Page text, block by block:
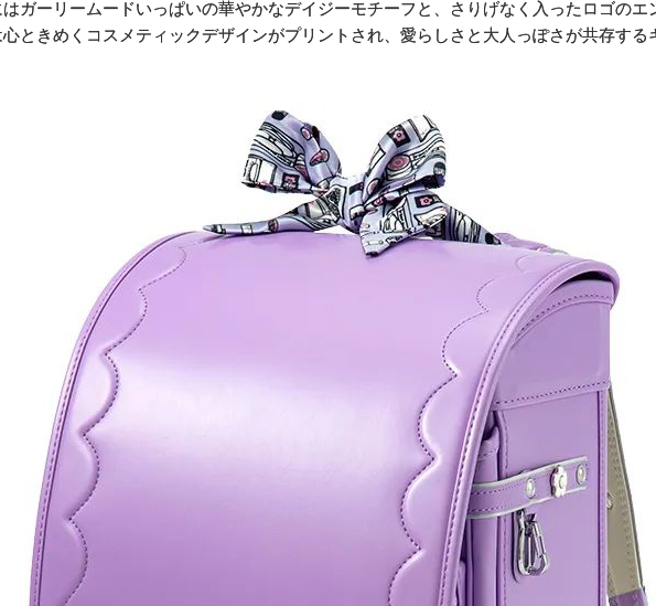
ガーリームードいっぱいの華やかなデイジーモチーフと、さりげなく入ったロゴのエ
ときめくコスメティックデザインがプリントされ、愛らしさと大人っぽさが共存する